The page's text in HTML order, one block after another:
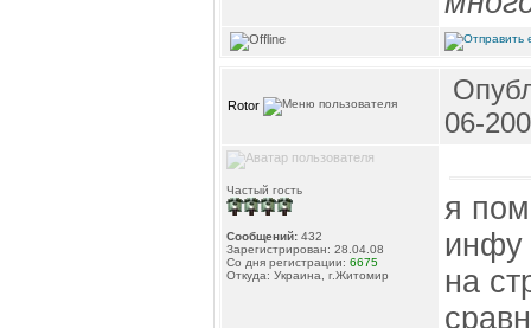
Rotor
06-
Частый гость
Сообщений: 432
Зарегистрирован: 28.04.08
Со дня регистрации: 6675
Откуда: Украина, г.Житомир
я
инфу
на